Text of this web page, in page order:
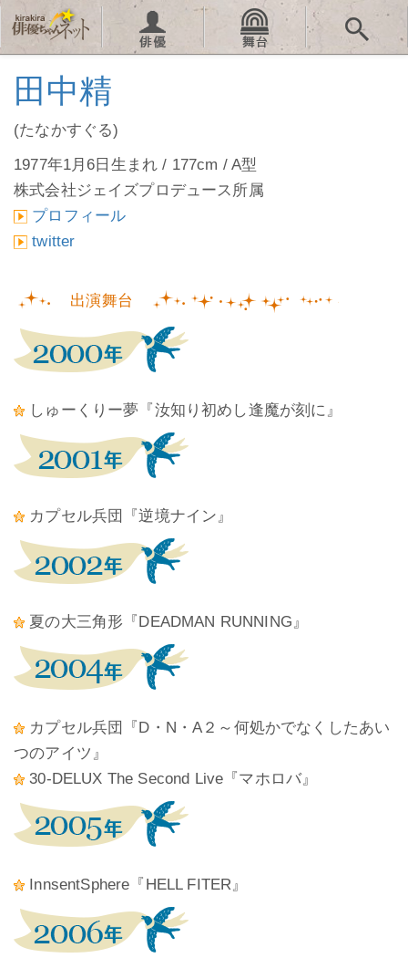
田中精
(たなかすぐる)
1977年1月6日生まれ / 177cm / A型
株式会社ジェイズプロデュース所属
プロフィール
twitter
出演舞台
しゅーくりー夢『汝知り初めし逢魔が刻に』
カプセル兵団『逆境ナイン』
夏の大三角形『DEADMAN RUNNING』
カプセル兵団『D・N・A２～何処かでなくしたあい
つのアイツ』
30-DELUX The Second Live『マホロバ』
InnsentSphere『HELL FITER』